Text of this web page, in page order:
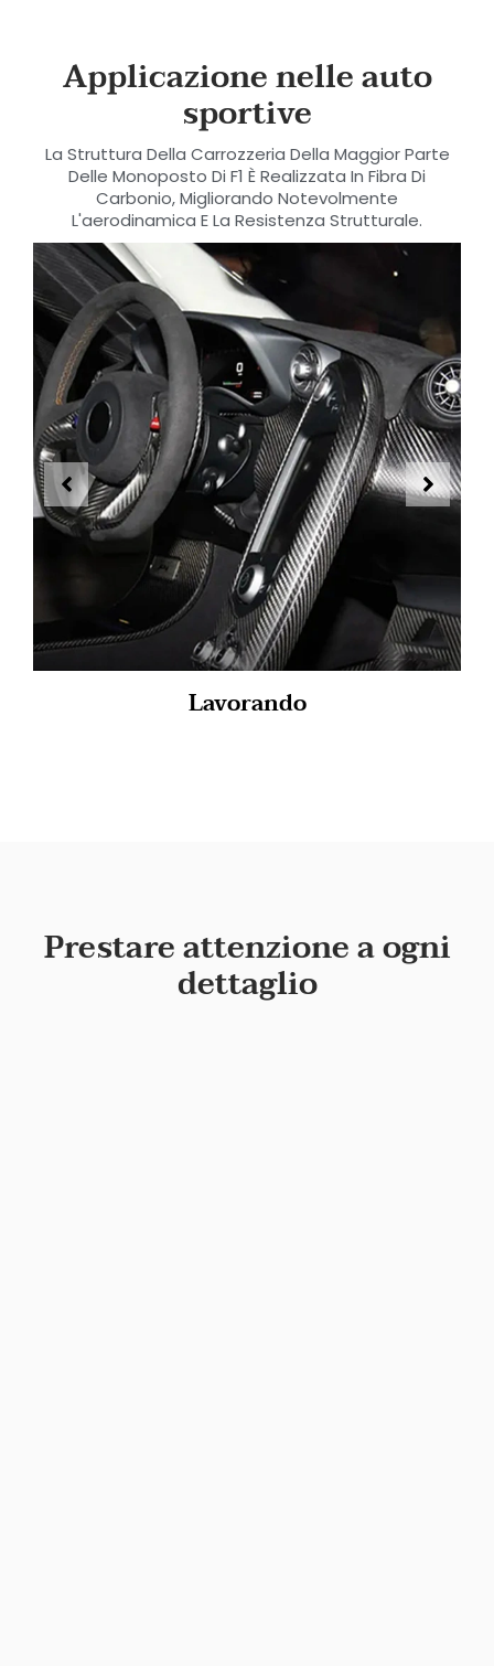
Applicazione nelle auto
sportive
La Struttura Della Carrozzeria Della Maggior Parte
Delle Monoposto Di F1 È Realizzata In Fibra Di
Carbonio, Migliorando Notevolmente
L'aerodinamica E La Resistenza Strutturale.
Lavorando
Prestare attenzione a ogni
dettaglio